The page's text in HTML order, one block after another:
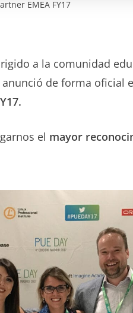
EMEA FY17
a la comunidad
de forma oficial
el mayor